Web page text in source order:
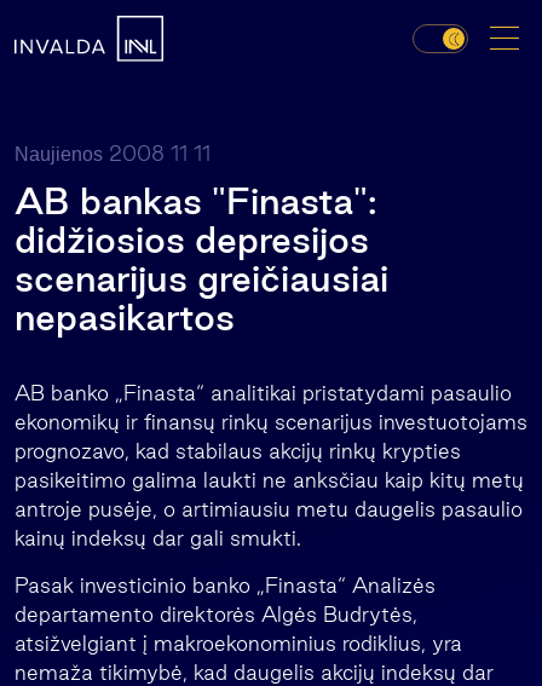
Naujienos 2008 11 11
AB bankas "Finasta":
didžiosios depresijos
scenarijus greičiausiai
nepasikartos
AB banko „Finasta“ analitikai pristatydami pasaulio
ekonomikų ir finansų rinkų scenarijus investuotojams
prognozavo, kad stabilaus akcijų rinkų krypties
pasikeitimo galima laukti ne anksčiau kaip kitų metų
antroje pusėje, o artimiausiu metu daugelis pasaulio
kainų indeksų dar gali smukti.
Pasak investicinio banko „Finasta“ Analizės
departamento direktorės Algės Budrytės,
atsižvelgiant į makroekonominius rodiklius, yra
nemaža tikimybė, kad daugelis akcijų indeksų dar